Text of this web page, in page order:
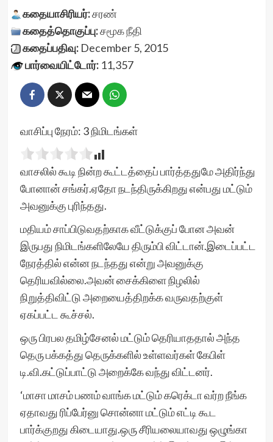
கதையாசிரியர்:சரண்
கதைத்தொகுப்பு:சமூக நீதி
கதைப்பதிவு:December 5, 2015
பார்வையிட்டோர்:11,357
வாசிப்பு நேரம்: 3நிமிடங்கள்
வாசலில் கூடி நின்ற கூட்டத்தைப் பார்த்ததுமே அதிர்ந்து
போனான் சங்கர்.ஏதோ நடந்திருக்கிறது என்பது மட்டும்
அவனுக்கு புரிந்தது.
மதியம் சாப்பிடுவதற்காக வீட்டுக்குப் போன அவன்
இருபது நிமிடங்களிலேயே திரும்பி விட்டான்.இடைப்பட்ட
நேரத்தில் என்ன நடந்தது என்று அவனுக்கு
தெரியவில்லை.அவன் சைக்கிளை நிழலில்
நிறுத்திவிட்டு அறையைத்திறக்க வருவதற்குள்
ஏகப்பட்ட கூச்சல்.
ஒரு பிரபல தமிழ்சேனல் மட்டும் தெரியாததால் அந்த
தெரு பக்கத்து தெருக்களில் உள்ளவர்கள் கேபிள்
டி.வி.கட்டுப்பாட்டு அறைக்கே வந்து விட்டனர்.
‘மாசா மாசம் பணம் வாங்க மட்டும் கரெக்டா வர்ற நீங்க
ஏதாவது ரிப்பேர்னு சொன்னா மட்டும் எட்டி கூட
பார்க்குறது கிடையாது.ஒரு சீரியலையாவது ஒழுங்கா